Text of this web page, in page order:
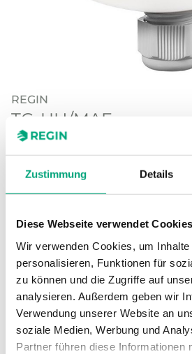
Zustimmung Details
Diese Webseite verwendet Cookies
Wir verwenden Cookies, um
personalisieren, Funktionen für
zu können und die Zugriffe auf
analysieren. Außerdem geben wir
Verwendung unserer Website an
soziale Medien, Werbung und
Partner führen diese Informationen
REGIN
TG-UH/MAF
MAF – Außenfühler
Außenfühler
TECHNISCHE
SOFTWARE UND